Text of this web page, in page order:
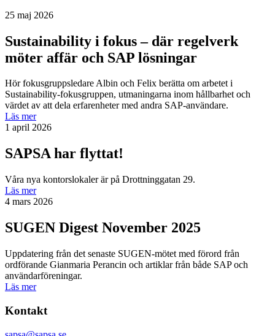
25 maj 2026
Sustainability i fokus – där regelverk
möter affär och SAP lösningar
Hör fokusgruppsledare Albin och Felix berätta om arbetet i
Sustainability-fokusgruppen, utmaningarna inom hållbarhet och
värdet av att dela erfarenheter med andra SAP-användare.
Läs mer
1 april 2026
SAPSA har flyttat!
Våra nya kontorslokaler är på Drottninggatan 29.
Läs mer
4 mars 2026
SUGEN Digest November 2025
Uppdatering från det senaste SUGEN-mötet med förord från
ordförande Gianmaria Perancin och artiklar från både SAP och
användarföreningar.
Läs mer
Kontakt